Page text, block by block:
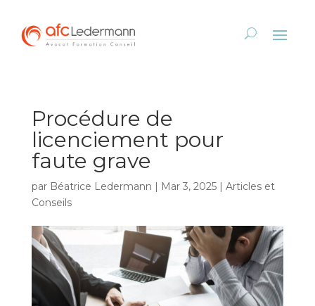
Procédure de
licenciement pour
faute grave
par Béatrice Ledermann | Mar 3, 2025| Articles et
Conseils